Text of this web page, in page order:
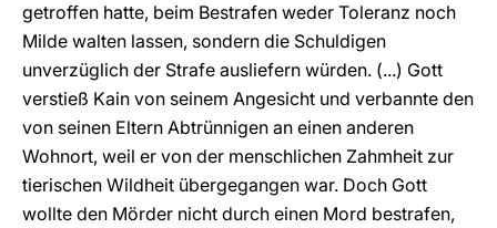
getroffen hatte, beim Bestrafen weder Toleranz noch
Milde walten lassen, sondern die Schuldigen
unverzüglich der Strafe ausliefern würden. (...) Gott
verstieß Kain von seinem Angesicht und verbannte den
von seinen Eltern Abtrünnigen an einen anderen
Wohnort, weil er von der menschlichen Zahmheit zur
tierischen Wildheit übergegangen war. Doch Gott
wollte den Mörder nicht durch einen Mord bestrafen,